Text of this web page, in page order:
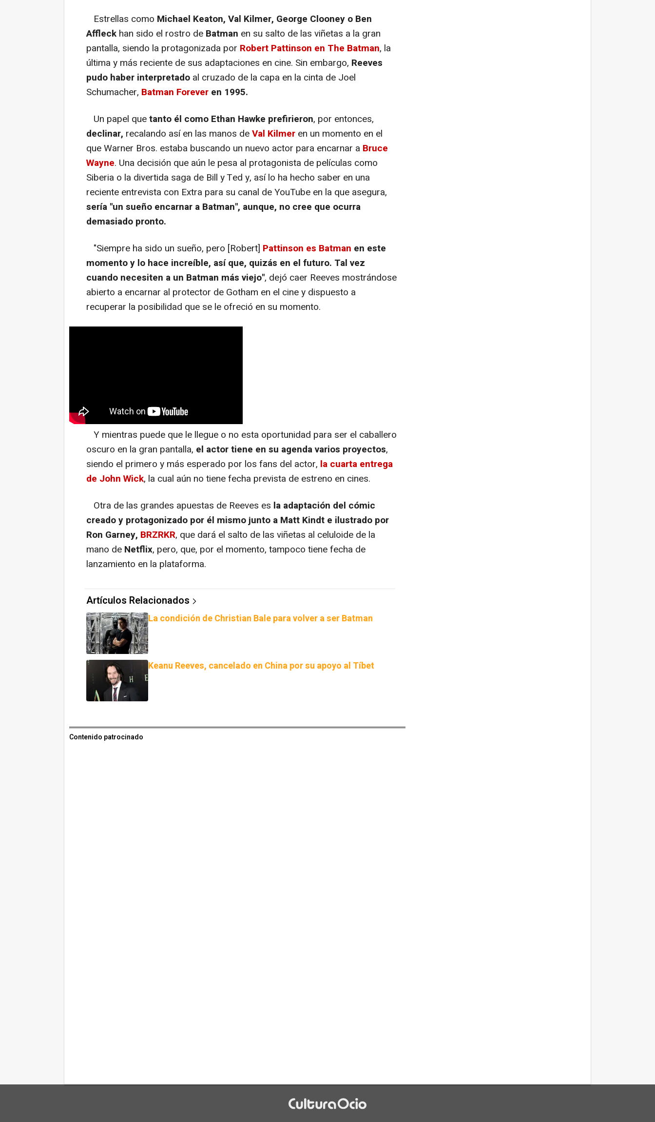
Estrellas como Michael Keaton, Val Kilmer, George Clooney o Ben
Affleck han sido el rostro de Batman en su salto de las viñetas a la gran
pantalla, siendo la protagonizada por Robert Pattinson en The Batman, la
última y más reciente de sus adaptaciones en cine. Sin embargo, Reeves
pudo haber interpretado al cruzado de la capa en la cinta de Joel
Schumacher, Batman Forever en 1995.
Un papel quetanto él como Ethan Hawke prefirieron, por entonces,
declinar, recalando así en las manos deVal Kilmer en un momento en el
que Warner Bros. estaba buscando un nuevo actor para encarnar a Bruce
Wayne. Una decisión que aún le pesa al protagonista de películas como
Siberia o la divertida saga de Bill y Ted y, así lo ha hecho saber en una
reciente entrevista con Extra para su canal de YouTube en la que asegura,
sería "un sueño encarnar a Batman", aunque, no cree que ocurra
demasiado pronto.
"Siempre ha sido un sueño, pero [Robert] Pattinson es Batman en este
momento y lo hace increíble, así que, quizás en el futuro. Tal vez
cuando necesiten a un Batman más viejo", dejó caer Reeves mostrándose
abierto a encarnar al protector de Gotham en el cine y dispuesto a
recuperar la posibilidad que se le ofreció en su momento.
Y mientras puede que le llegue o no esta oportunidad para ser el caballero
oscuro en la gran pantalla, el actor tiene en su agenda varios proyectos,
siendo el primero y más esperado por los fans del actor, la cuarta entrega
de John Wick, la cual aún no tiene fecha prevista de estreno en cines.
Otra de las grandes apuestas de Reeves es la adaptación del cómic
creado y protagonizado por él mismo junto a Matt Kindt e ilustrado por
Ron Garney, BRZRKR, que dará el salto de las viñetas al celuloide de la
mano de Netflix, pero, que, por el momento, tampoco tiene fecha de
lanzamiento en la plataforma.
Artículos Relacionados
La condición de Christian Bale para volver a ser Batman
Keanu Reeves, cancelado en China por su apoyo al Tíbet
Contenido patrocinado